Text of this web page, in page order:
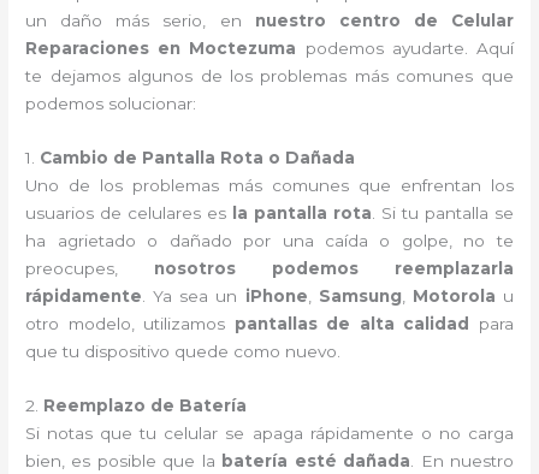
un daño más serio, en nuestro centro de Celular
Reparaciones en Moctezuma podemos ayudarte. Aquí
te dejamos algunos de los problemas más comunes que
podemos solucionar:
1. Cambio de Pantalla Rota o Dañada
Uno de los problemas más comunes que enfrentan los
usuarios de celulares es
la pantalla rota . Si tu pantalla se
ha agrietado o dañado por una caída o golpe, no te
preocupes, nosotros podemos reemplazarla
rápidamente . Ya sea un iPhone Samsung Motorola u
otro modelo, utilizamos pantallas de alta calidad
para
que tu dispositivo quede como nuevo.
2. Reemplazo de Batería
Si notas que tu celular se apaga rápidamente o no carga
bien, es posible que la batería esté dañada . En nuestro